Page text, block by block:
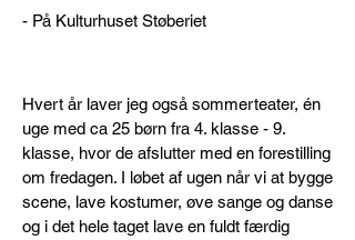
- På Kulturhuset Støberiet
Hvert år laver jeg også sommerteater, én
uge med ca 25 børn fra 4. klasse - 9.
klasse, hvor de afslutter med en forestilling
om fredagen. I løbet af ugen når vi at bygge
scene, lave kostumer, øve sange og danse
og i det hele taget lave en fuldt færdig